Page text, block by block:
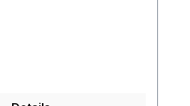
Eine Überhitzung